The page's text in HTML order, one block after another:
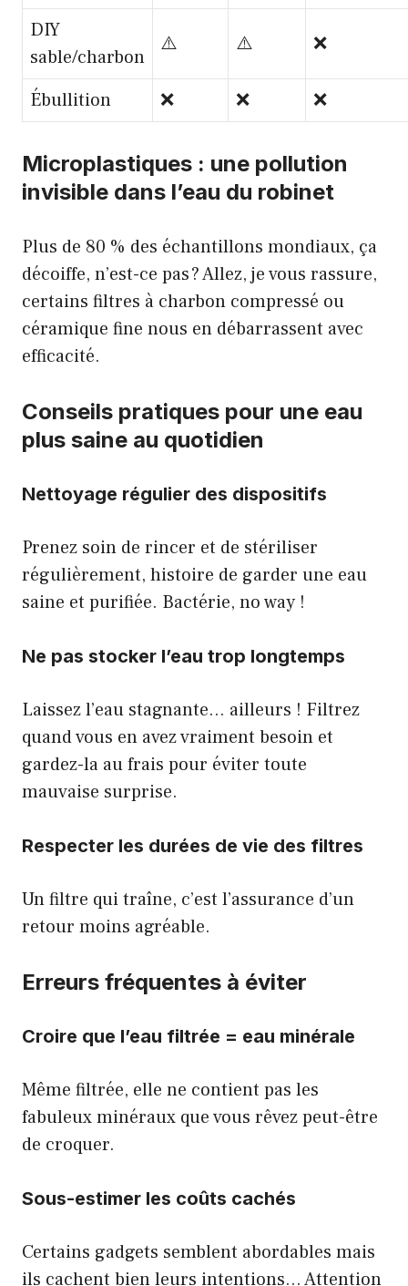
DIY
sable/charbon
⚠️ ⚠️ ❌
Ébullition ❌ ❌ ❌
Microplastiques : une pollution
invisible dans l’eau du robinet
Plus de 80 % des échantillons mondiaux, ça
décoiffe, n’est-ce pas ? Allez, je vous rassure,
certains filtres à charbon compressé ou
céramique fine nous en débarrassent avec
efficacité.
Conseils pratiques pour une eau
plus saine au quotidien
Nettoyage régulier des dispositifs
Prenez soin de rincer et de stériliser
régulièrement, histoire de garder une eau
saine et purifiée. Bactérie, no way !
Ne pas stocker l’eau trop longtemps
Laissez l’eau stagnante… ailleurs ! Filtrez
quand vous en avez vraiment besoin et
gardez-la au frais pour éviter toute
mauvaise surprise.
Respecter les durées de vie des filtres
Un filtre qui traîne, c’est l’assurance d’un
retour moins agréable.
Erreurs fréquentes à éviter
Croire que l’eau filtrée = eau minérale
Même filtrée, elle ne contient pas les
fabuleux minéraux que vous rêvez peut-être
de croquer.
Sous-estimer les coûts cachés
Certains gadgets semblent abordables mais
ils cachent bien leurs intentions… Attention